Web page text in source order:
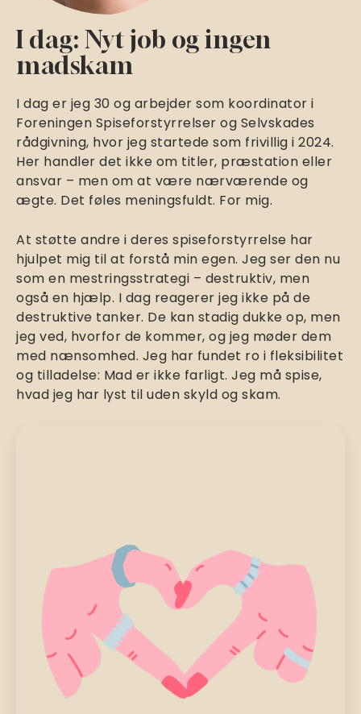
I dag: Nyt job og ingen
madskam
I dag er jeg 30 og arbejder som koordinator i
Foreningen Spiseforstyrrelser og Selvskades
rådgivning, hvor jeg startede som frivillig i 2024.
Her handler det ikke om titler, præstation eller
ansvar – men om at være nærværende og
ægte. Det føles meningsfuldt. For mig.
At støtte andre i deres spiseforstyrrelse har
hjulpet mig til at forstå min egen. Jeg ser den nu
som en mestringsstrategi – destruktiv, men
også en hjælp. I dag reagerer jeg ikke på de
destruktive tanker. De kan stadig dukke op, men
jeg ved, hvorfor de kommer, og jeg møder dem
med nænsomhed. Jeg har fundet ro i fleksibilitet
og tilladelse: Mad er ikke farligt. Jeg må spise,
hvad jeg har lyst til uden skyld og skam.